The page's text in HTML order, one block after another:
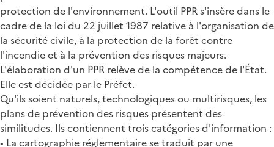
protection de l'environnement. L'outil PPR s'insère dans le
cadre de la loi du 22 juillet 1987 relative à l'organisation de
la sécurité civile, à la protection de la forêt contre
l'incendie et à la prévention des risques majeurs.
L'élaboration d'un PPR relève de la compétence de l'État.
Elle est décidée par le Préfet.
Qu'ils soient naturels, technologiques ou multirisques, les
plans de prévention des risques présentent des
similitudes. Ils contiennent trois catégories d'information :
• La cartographie réglementaire se traduit par une